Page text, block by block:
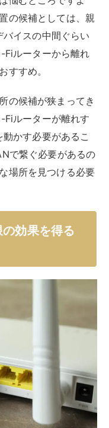
お伝えします。中継
によって以下のよう
くださいね。
方を解説します。以
の説明書に従ってく
Fi名）とパスワー
コンセントに、初期
れる
Wi-Fi電波名）を選
ード（暗号キー）を
すランプ状態で点灯